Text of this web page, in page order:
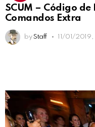
SCUM – Código
Comandos Extra
by Staff 11/01/2019,